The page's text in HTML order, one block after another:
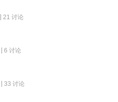
21 讨论
6 讨论
33 讨论